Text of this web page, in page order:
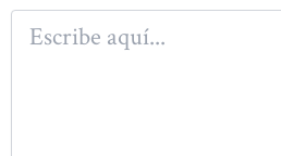
Escribe
aquí...